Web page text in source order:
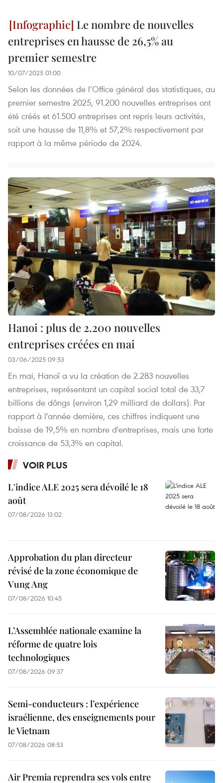
Le nombre de nouvelles
entreprises en hausse de 26,5% au
premier semestre
10/07/2025 01:00
Selon les données de l’Office général des statistiques, au
premier semestre 2025, 91.200 nouvelles entreprises ont
été créés et 61.500 entreprises ont repris leurs activités,
soit une hausse de 11,8% et 57,2% respectivement par
rapport à la même période de 2024.
Hanoi : plus de 2.200 nouvelles
entreprises créées en mai
03/06/2025 09:53
En mai, Hanoï a vu la création de 2.283 nouvelles
entreprises, représentant un capital social total de 33,7
billions de dôngs (environ 1,29 milliard de dollars). Par
rapport à l'année dernière, ces chiffres indiquent une
baisse de 19,5% en nombre d'entreprises, mais une forte
croissance de 53,3% en capital.
VOIR PLUS
L'indice ALE 2025 sera dévoilé le 18
août
07/08/2026 13:02
Approbation du plan directeur
révisé de la zone économique de
Vung Ang
07/08/2026 10:45
L’Assemblée nationale examine la
réforme de quatre lois
technologiques
07/08/2026 09:37
Semi-conducteurs : l’expérience
israélienne, des enseignements pour
le Vietnam
07/08/2026 08:53
Air Premia reprendra ses vols entre